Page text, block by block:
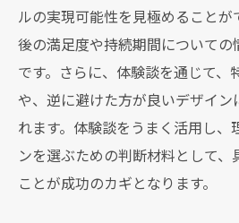
ルの実現可能性を見極めることが
後の満足度や持続期間について
です。さらに、体験談を通じて、
や、逆に避けた方が良いデザイン
れます。体験談をうまく活用し、
ンを選ぶための判断材料として、
ことが成功のカギとなります。